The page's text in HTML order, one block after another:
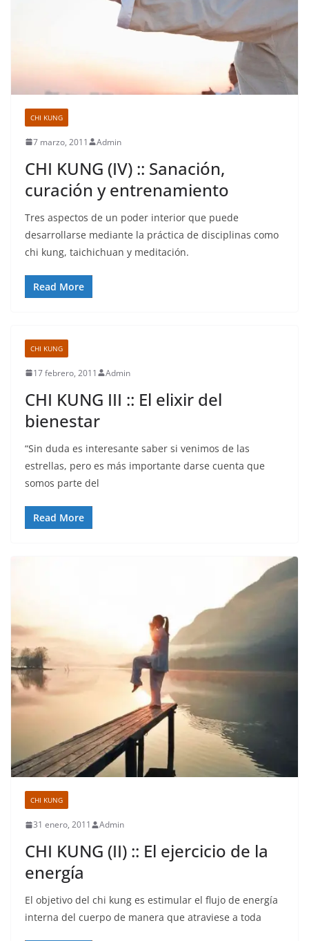
CHI KUNG
7 marzo, 2011 Admin
CHI KUNG (IV) :: Sanación,
curación y entrenamiento
Tres aspectos de un poder interior que puede
desarrollarse mediante la práctica de disciplinas como
chi kung, taichichuan y meditación.
Read More
CHI KUNG
17 febrero, 2011 Admin
CHI KUNG III :: El elixir del
bienestar
“Sin duda es interesante saber si venimos de las
estrellas, pero es más importante darse cuenta que
somos parte del
Read More
CHI KUNG
31 enero, 2011 Admin
CHI KUNG (II) :: El ejercicio de la
energía
El objetivo del chi kung es estimular el flujo de energía
interna del cuerpo de manera que atraviese a toda